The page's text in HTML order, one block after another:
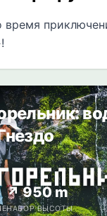
↗ 950 m
НАБОР ВЫСОТЫ